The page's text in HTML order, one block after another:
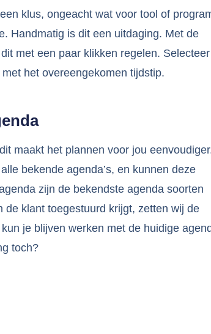
klus, ongeacht wat voor tool of
Handmatig is dit een uitdaging. Met de
met een paar klikken regelen. Selecteer
het overeengekomen tijdstip.
maakt het plannen voor jou
bekende agenda’s, en kunnen deze
zijn de bekendste agenda soorten
de klant toegestuurd krijgt, zetten wij de
je blijven werken met de huidige
toch?